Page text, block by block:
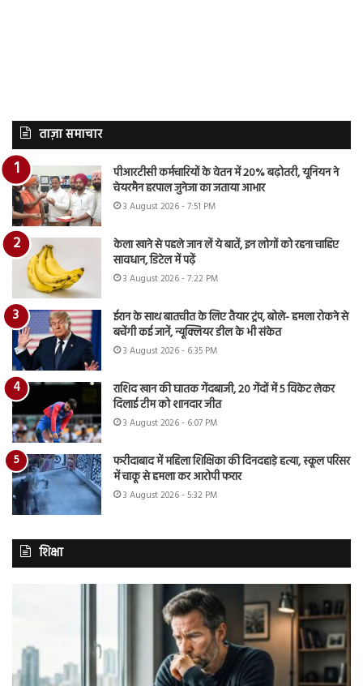
ताज़ा समाचार
पीआरटीसी कर्मचारियों के वेतन में 20% बढ़ोतरी, यूनियन ने
चेयरमैन हरपाल जुनेजा का जताया आभार
3 August 2026 - 7:51 PM
केला खाने से पहले जान लें ये बातें, इन लोगों को रहना चाहिए
सावधान, डिटेल में पढ़ें
3 August 2026 - 7:22 PM
ईरान के साथ बातचीत के लिए तैयार ट्रंप, बोले- हमला रोकने से
बचेंगी कई जानें, न्यूक्लियर डील के भी संकेत
3 August 2026 - 6:35 PM
राशिद खान की घातक गेंदबाजी, 20 गेंदों में 5 विकेट लेकर
दिलाई टीम को शानदार जीत
3 August 2026 - 6:07 PM
फरीदाबाद में महिला शिक्षिका की दिनदहाड़े हत्या, स्कूल परिसर
में चाकू से हमला कर आरोपी फरार
3 August 2026 - 5:32 PM
शिक्षा